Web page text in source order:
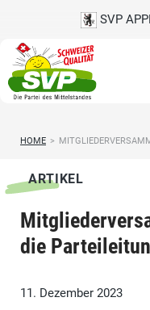
SVP
HOME >
ARTIKEL
die
11. Dezember 2023